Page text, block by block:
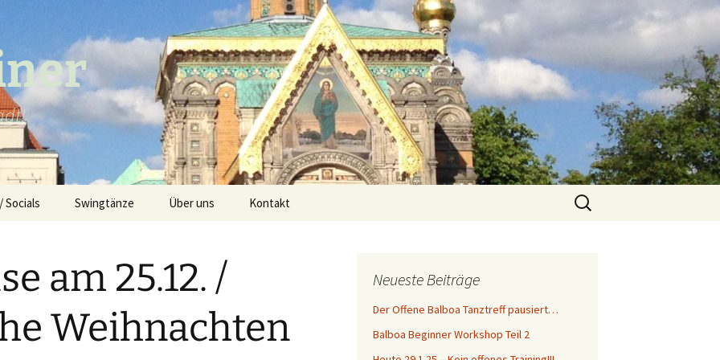
Socials Swingtänze
Slow Bal(boa)
Lindy Hop
Über uns Kontakt
Suchen
nach:
am 25.12. /
Weihnachten
Neueste Beiträge
Der Offene Balboa Tanztreff pausiert…
Balboa Beginner Workshop Teil 2